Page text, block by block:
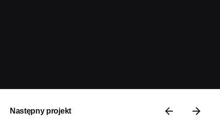
Następny projekt